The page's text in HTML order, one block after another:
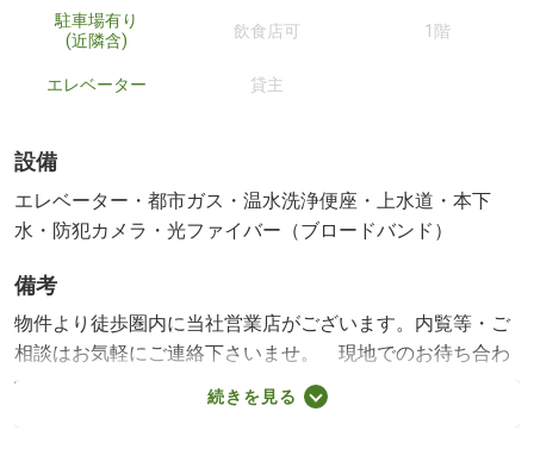
駐車場有り
(近隣含)
飲食店可 1階
エレベーター 貸主
設備
エレベーター・都市ガス・温水洗浄便座・上水道・本下
水・防犯カメラ・光ファイバー（ブロードバンド）
備考
物件より徒歩圏内に当社営業店がございます。内覧等・ご
相談はお気軽にご連絡下さいませ。 現地でのお待ち合わ
せ希望などにもご対応させていただいております。 ０６
－６５７８－２２２３ 【設備・特記事項備考】バスな
続きを見る